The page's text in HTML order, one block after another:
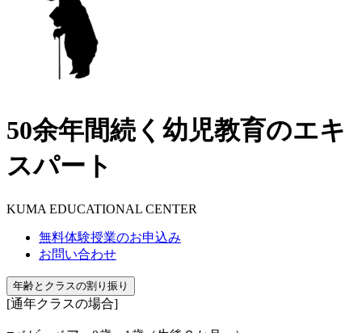
50余年間続く幼児教育のエキ
スパート
KUMA EDUCATIONAL CENTER
無料体験授業のお申込み
お問い合わせ
年齢とクラスの割り振り
[通年クラスの場合]